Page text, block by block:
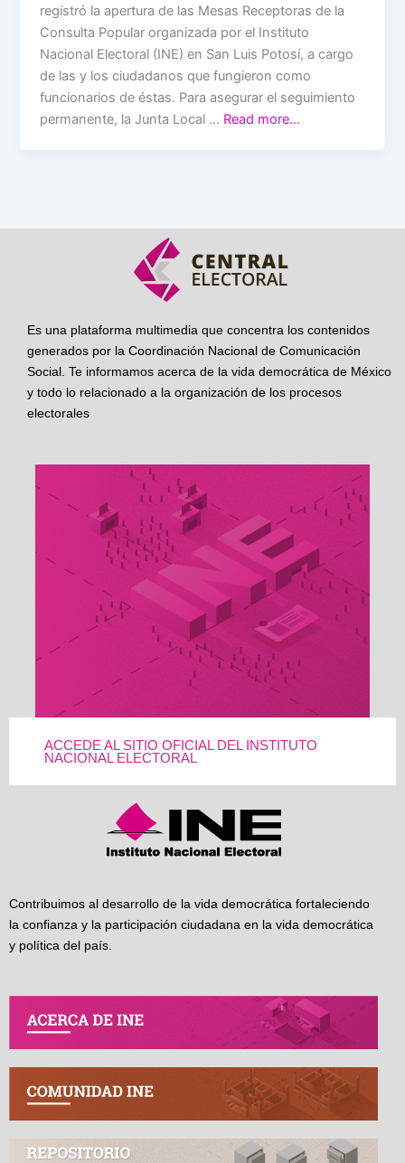
registró la apertura de las Mesas Receptoras de la
Consulta Popular organizada por el Instituto
Nacional Electoral (INE) en San Luis Potosí, a cargo
de las y los ciudadanos que fungieron como
funcionarios de éstas. Para asegurar el seguimiento
permanente, la Junta Local … Read more…
Es una plataforma multimedia que concentra los contenidos
generados por la Coordinación Nacional de Comunicación
Social. Te informamos acerca de la vida democrática de México
y todo lo relacionado a la organización de los procesos
electorales
ACCEDE AL SITIO OFICIAL DEL INSTITUTO
NACIONAL ELECTORAL
Contribuimos al desarrollo de la vida democrática fortaleciendo
la confianza y la participación ciudadana en la vida democrática
y política del país.